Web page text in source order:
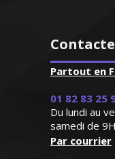
Partout en
01 82 83 25
Du lundi au
samedi de
Par courrier